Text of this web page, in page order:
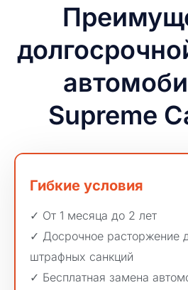
Supreme
Гибкие условия
✓ От 1 месяца до 2 лет
✓ Досрочное расторжение
штрафных санкций
✓ Бесплатная замена